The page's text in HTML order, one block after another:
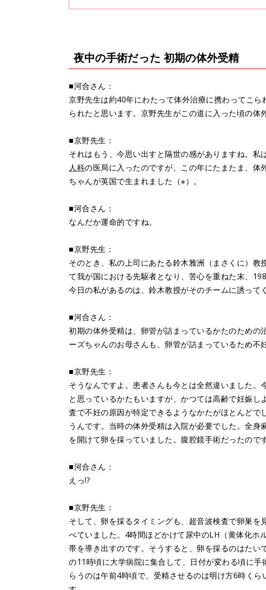
夜中の手術だった 初期の体外受精
■河合さん：
京野先生は約40年にわたって体外治療に携わってこ
られたと思います。京野先生がこの道に入った頃の体
■京野先生：
それはもう、今思い出すと隔世の感がありますね。私
人科の医局に入ったのですが、この年にたまたま、
ちゃんが英国で生まれました（※）。
■河合さん：
なんだか運命的ですね。
■京野先生：
そのとき、私の上司にあたる鈴木雅洲（まさくに）教
て我が国における先駆者となり、苦心を重ねた末、
今日の私があるのは、鈴木教授がそのチームに誘って
■河合さん：
初期の体外受精は、卵管が詰まっているかたのための
ーズちゃんのお母さんも、卵管が詰まっているため不
■京野先生：
そうなんですよ。患者さんも今とは全然違いました
と思っているかたもいますが、かつては高齢で妊娠
査で不妊の原因が特定できるようなかたがほとんどで
うんです。当時の体外受精は入院が必要でした。全
を開けて卵を採っていました。腹腔鏡手術だったのです
■河合さん：
えっ!?
■京野先生：
そして、卵を採るタイミングも、超音波検査で卵巣を
べていました。4時間ほどかけて尿中のLH（黄体化ホ
帯を導き出すのです。そうすると、卵を採るのはたい
の11時頃に大学病院に集合して、日付が変わる頃に
らうのは午前4時頃で、受精させるのは明け方6時く